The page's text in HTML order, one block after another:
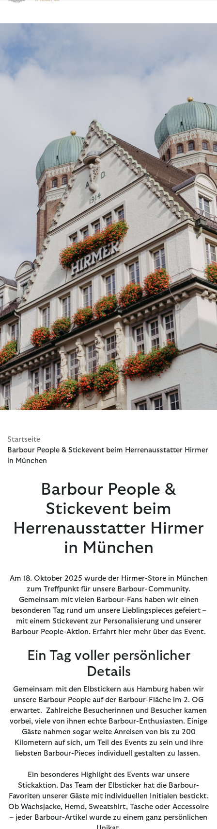
Klicken Sie hier, um unsere Barrierefreiheitserklärung
Startseite
Barbour People & Stickevent beim Herrenausstatter Hirmer
in München
Barbour People &
Stickevent beim
Herrenausstatter Hirmer
in München
Am 18. Oktober 2025 wurde der Hirmer-Store in München
zum Treffpunkt für unsere Barbour-Community.
Gemeinsam mit vielen Barbour-Fans haben wir einen
besonderen Tag rund um unsere Lieblingspieces gefeiert –
mit einem Stickevent zur Personalisierung und unserer
Barbour People-Aktion. Erfahrt hier mehr über das Event.
Ein Tag voller persönlicher
Details
Gemeinsam mit den Elbstickern aus Hamburg haben wir
unsere Barbour People auf der Barbour-Fläche im 2. OG
erwartet. Zahlreiche Besucherinnen und Besucher kamen
vorbei, viele von ihnen echte Barbour-Enthusiasten. Einige
Gäste nahmen sogar weite Anreisen von bis zu 200
Kilometern auf sich, um Teil des Events zu sein und ihre
liebsten Barbour-Pieces individuell gestalten zu lassen.
Ein besonderes Highlight des Events war unsere
Stickaktion. Das Team der Elbsticker hat die Barbour-
Favoriten unserer Gäste mit individuellen Initialen bestickt.
Ob Wachsjacke, Hemd, Sweatshirt, Tasche oder Accessoire
– jeder Barbour-Artikel wurde zu einem ganz persönlichen